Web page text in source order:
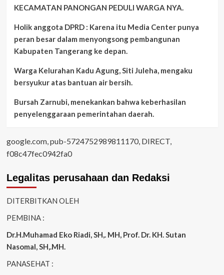
KECAMATAN PANONGAN PEDULI WARGA NYA.
Holik anggota DPRD : Karena itu Media Center punya
peran besar dalam menyongsong pembangunan
Kabupaten Tangerang ke depan.
Warga Kelurahan Kadu Agung, Siti Juleha, mengaku
bersyukur atas bantuan air bersih.
Bursah Zarnubi, menekankan bahwa keberhasilan
penyelenggaraan pemerintahan daerah.
google.com, pub-5724752989811170, DIRECT,
f08c47fec0942fa0
Legalitas perusahaan dan Redaksi
DITERBITKAN OLEH
PEMBINA :
Dr.H.Muhamad Eko Riadi , SH,. MH , Prof. Dr. KH. Sutan
Nasomal, SH,.MH.
PANASEHAT :